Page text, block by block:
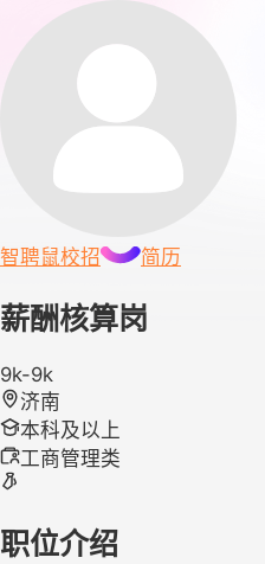
智聘鼠校招 简历
薪酬核算岗
9k-9k
济南
本科及以上
工商管理类
职位介绍